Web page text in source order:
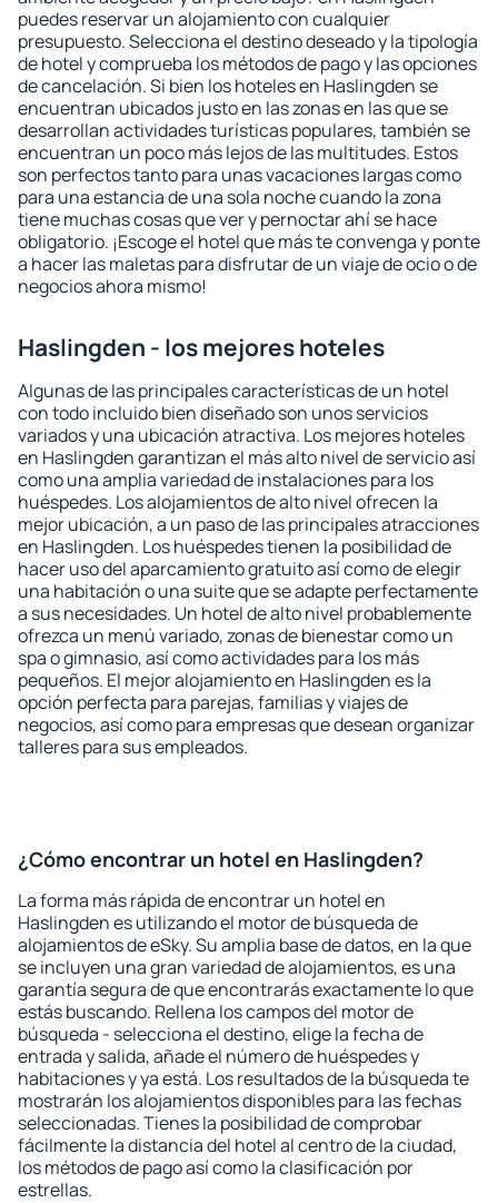
puedes reservar un alojamiento con cualquier
presupuesto. Selecciona el destino deseado y la tipología
de hotel y comprueba los métodos de pago y las opciones
de cancelación. Si bien los hoteles en Haslingden se
encuentran ubicados justo en las zonas en las que se
desarrollan actividades turísticas populares, también se
encuentran un poco más lejos de las multitudes. Estos
son perfectos tanto para unas vacaciones largas como
para una estancia de una sola noche cuando la zona
tiene muchas cosas que ver y pernoctar ahí se hace
obligatorio. ¡Escoge el hotel que más te convenga y ponte
a hacer las maletas para disfrutar de un viaje de ocio o de
negocios ahora mismo!
Haslingden - los mejores hoteles
Algunas de las principales características de un hotel
con todo incluido bien diseñado son unos servicios
variados y una ubicación atractiva. Los mejores hoteles
en Haslingden garantizan el más alto nivel de servicio así
como una amplia variedad de instalaciones para los
huéspedes. Los alojamientos de alto nivel ofrecen la
mejor ubicación, a un paso de las principales atracciones
en Haslingden. Los huéspedes tienen la posibilidad de
hacer uso del aparcamiento gratuito así como de elegir
una habitación o una suite que se adapte perfectamente
a sus necesidades. Un hotel de alto nivel probablemente
ofrezca un menú variado, zonas de bienestar como un
spa o gimnasio, así como actividades para los más
pequeños. El mejor alojamiento en Haslingden es la
opción perfecta para parejas, familias y viajes de
negocios, así como para empresas que desean organizar
talleres para sus empleados.
¿Cómo encontrar un hotel en Haslingden?
La forma más rápida de encontrar un hotel en
Haslingden es utilizando el motor de búsqueda de
alojamientos de eSky. Su amplia base de datos, en la que
se incluyen una gran variedad de alojamientos, es una
garantía segura de que encontrarás exactamente lo que
estás buscando. Rellena los campos del motor de
búsqueda - selecciona el destino, elige la fecha de
entrada y salida, añade el número de huéspedes y
habitaciones y ya está. Los resultados de la búsqueda te
mostrarán los alojamientos disponibles para las fechas
seleccionadas. Tienes la posibilidad de comprobar
fácilmente la distancia del hotel al centro de la ciudad,
los métodos de pago así como la clasificación por
estrellas.